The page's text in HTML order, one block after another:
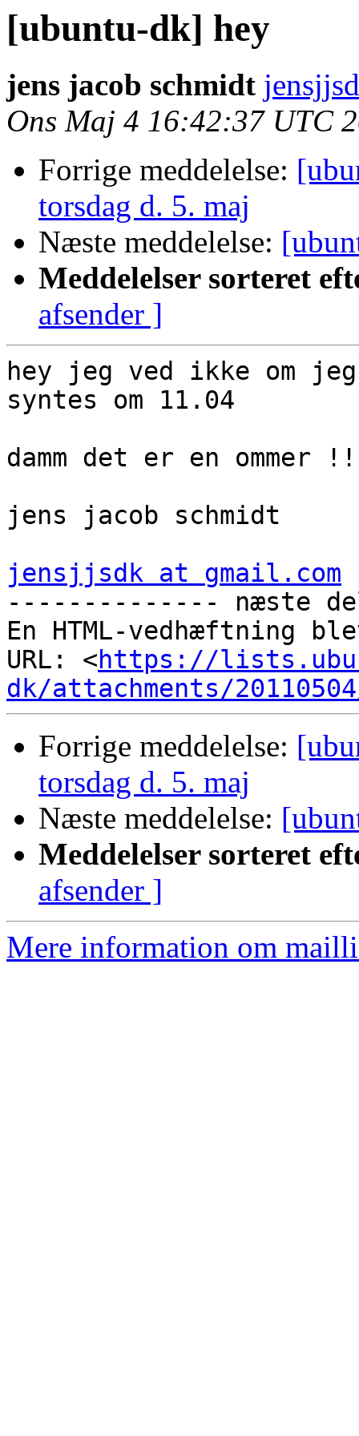
[ubuntu-dk] hey
jens jacob schmidt
Ons Maj 4 16:42:37 UTC
Forrige meddelelse:
torsdag d. 5. maj
Næste meddelelse:
Meddelelser sorteret
afsender ]
hey jeg ved ikke om
syntes om 11.04
damm det er en ommer !!
jens jacob schmidt
jensjjsdk at gmail.com
-------------- næste
En HTML-vedhæftning
URL: <https://
dk/attachments/
Forrige meddelelse:
torsdag d. 5. maj
Næste meddelelse:
Meddelelser sorteret
afsender ]
Mere information om